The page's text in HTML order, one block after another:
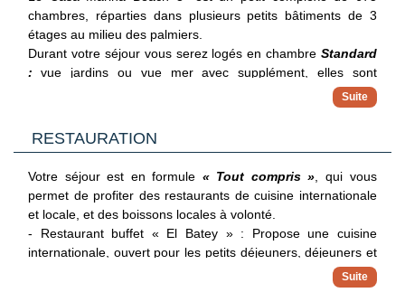
chambres, réparties dans plusieurs petits bâtiments de 3
étages au milieu des palmiers.
Durant votre séjour vous serez logés en chambre Standard
: vue jardins ou vue mer avec supplément, elles sont
composées d’un lit king size ou deux lits doubles, balcon ou
terrasse, et sont équipées de la climatisation, télévision,
minibar (eau et sodas), salle de bain complète avec
mêmes services et sont récemment rénovées.
L'occupation maximale des chambres est de : 3 adultes, ou
2 adultes + 2 enfants.
Les chambres Select Premium vue jardins, réservées aux
adultes disposent d'une terasse ou un balcon vue jardins,
mini bar (eau, sodas, bières), Wifi inclus en chambre, et
RESTAURATION
Votre séjour est en formule « Tout compris » , qui vous
permet de profiter des restaurants de cuisine internationale
et locale, et des boissons locales à volonté.
- Restaurant buffet « El Batey » : Propose une cuisine
internationale, ouvert pour les petits déjeuners, déjeuners et
- Restaurant à la carte « Sea Scape » : spécialités de fruits